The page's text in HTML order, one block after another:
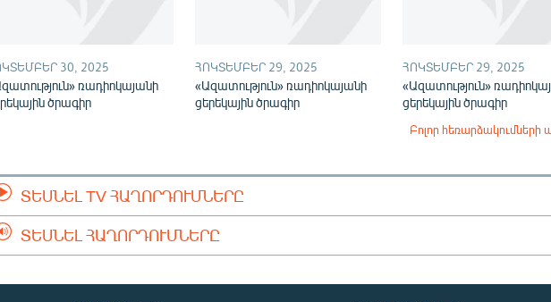
30, 2025
ռադիոկայանի
ծրագիր
ՀՈԿՏԵՄԲԵՐ 29, 2025
«Ազատություն» ռադիոկայանի
ցերեկային ծրագիր
ՀՈԿՏԵՄԲԵՐ 29, 2025
«Ազատություն»
ցերեկային ծրագիր
Բոլոր հեռարձակումների
ՏԵՍՆԵԼ TV ՀԱՂՈՐԴՈՒՄՆԵՐԸ
ՏԵՍՆԵԼ ՀԱՂՈՐԴՈՒՄՆԵՐԸ